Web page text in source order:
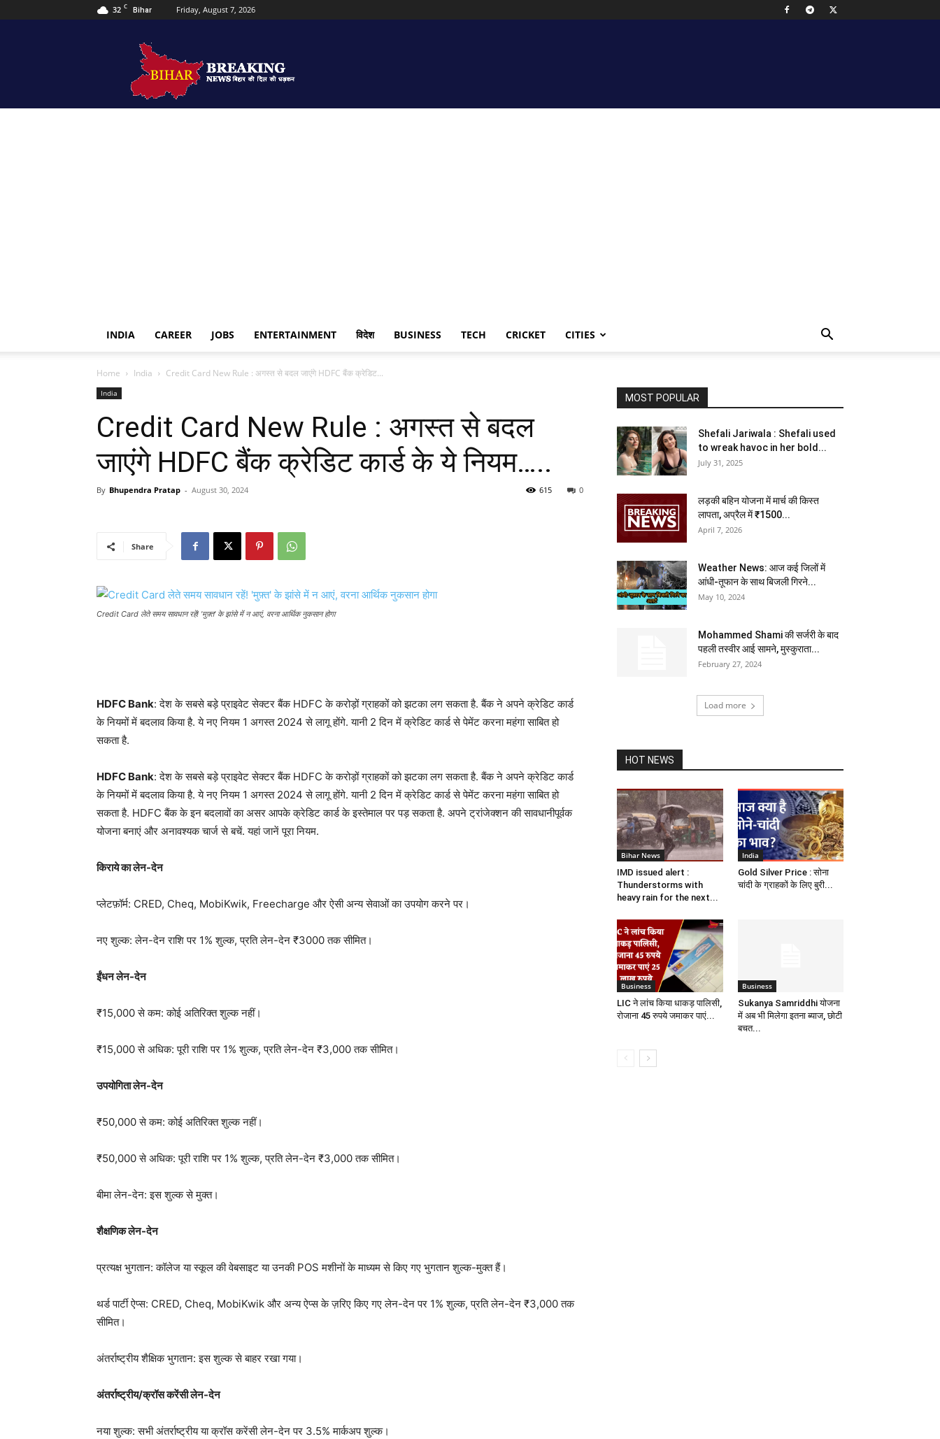
32 C Bihar Friday, August 7, 2026
Breaking
news
INDIA CAREER JOBS ENTERTAINMENT विदेश BUSINESS TECH CRICKET CITIES
Home India Credit Card New Rule : अगस्त से बदल जाएंगे HDFC बैंक क्रेडिट...
India
Credit Card New Rule : अगस्त से बदल
जाएंगे HDFC बैंक क्रेडिट कार्ड के ये नियम…..
By Bhupendra Pratap - August 30, 2024 0
615
Share
Credit Card लेते समय सावधान रहें! 'मुफ़्त' के झांसे में न आएं, वरना आर्थिक नुकसान होगा
HDFC Bank: देश के सबसे बड़े प्राइवेट सेक्टर बैंक HDFC के करोड़ों ग्राहकों को झटका लग सकता है. बैंक ने अपने क्रेडिट कार्ड
के नियमों में बदलाव किया है. ये नए नियम 1 अगस्त 2024 से लागू होंगे. यानी 2 दिन में क्रेडिट कार्ड से पेमेंट करना महंगा साबित हो
सकता है.
HDFC Bank: देश के सबसे बड़े प्राइवेट सेक्टर बैंक HDFC के करोड़ों ग्राहकों को झटका लग सकता है. बैंक ने अपने क्रेडिट कार्ड
के नियमों में बदलाव किया है. ये नए नियम 1 अगस्त 2024 से लागू होंगे. यानी 2 दिन में क्रेडिट कार्ड से पेमेंट करना महंगा साबित हो
सकता है. HDFC बैंक के इन बदलावों का असर आपके क्रेडिट कार्ड के इस्तेमाल पर पड़ सकता है. अपने ट्रांजेक्शन की सावधानीपूर्वक
योजना बनाएं और अनावश्यक चार्ज से बचें. यहां जानें पूरा नियम.
किराये का लेन-देन
प्लेटफ़ॉर्म: CRED, Cheq, MobiKwik, Freecharge और ऐसी अन्य सेवाओं का उपयोग करने पर।
नए शुल्क: लेन-देन राशि पर 1% शुल्क, प्रति लेन-देन ₹3000 तक सीमित।
ईंधन लेन-देन
₹15,000 से कम: कोई अतिरिक्त शुल्क नहीं।
₹15,000 से अधिक: पूरी राशि पर 1% शुल्क, प्रति लेन-देन ₹3,000 तक सीमित।
उपयोगिता लेन-देन
₹50,000 से कम: कोई अतिरिक्त शुल्क नहीं।
₹50,000 से अधिक: पूरी राशि पर 1% शुल्क, प्रति लेन-देन ₹3,000 तक सीमित।
बीमा लेन-देन: इस शुल्क से मुक्त।
शैक्षणिक लेन-देन
प्रत्यक्ष भुगतान: कॉलेज या स्कूल की वेबसाइट या उनकी POS मशीनों के माध्यम से किए गए भुगतान शुल्क-मुक्त हैं।
थर्ड पार्टी ऐप्स: CRED, Cheq, MobiKwik और अन्य ऐप्स के ज़रिए किए गए लेन-देन पर 1% शुल्क, प्रति लेन-देन ₹3,000 तक
सीमित।
अंतर्राष्ट्रीय शैक्षिक भुगतान: इस शुल्क से बाहर रखा गया।
अंतर्राष्ट्रीय/क्रॉस करेंसी लेन-देन
नया शुल्क: सभी अंतर्राष्ट्रीय या क्रॉस करेंसी लेन-देन पर 3.5% मार्कअप शुल्क।
MOST POPULAR
Shefali Jariwala : Shefali used
to wreak havoc in her bold...
July 31, 2025
लड़की बहिन योजना में मार्च की किस्त
लापता, अप्रैल में ₹1500...
April 7, 2026
Weather News: आज कई जिलों में
आंधी-तूफान के साथ बिजली गिरने...
May 10, 2024
Mohammed Shami की सर्जरी के बाद
पहली तस्वीर आई सामने, मुस्कुराता...
February 27, 2024
Load more
HOT NEWS
Bihar News
IMD issued alert :
Thunderstorms with
heavy rain for the next...
India
Gold Silver Price : सोना
चांदी के ग्राहकों के लिए बुरी...
Business
LIC ने लांच किया धाकड़ पालिसी,
रोजाना 45 रुपये जमाकर पाएं...
Business
Sukanya Samriddhi योजना
में अब भी मिलेगा इतना ब्‍याज, छोटी
बचत...